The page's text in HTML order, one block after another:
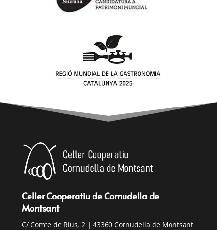
Celler Cooperatiu de Cornudella de
Montsant
C/ Comte de Rius, 2 | 43360 Cornudella de Montsant